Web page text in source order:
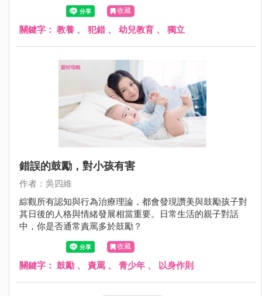
為合群的綿羊時，也因此出現適應上的困難。
收藏
關鍵字： 教養 、 犯錯、 幼兒教育 、 獨立
錯誤的鼓勵，對小孩有害
作者：吳四維
綜觀所有認知與行為治療理論，都會發現讚美與鼓勵孩子對
其日後的人格與情緒發展相當重要。日常生活的親子對話
中，你是否通常責罵多於鼓勵？
收藏
關鍵字： 鼓勵 、 責罵 、 青少年 、 以身作則